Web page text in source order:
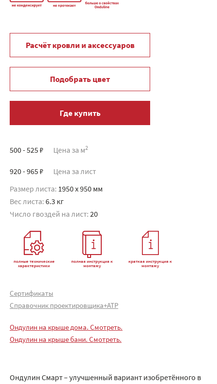
Расчёт кровли и аксессуаров
Подобрать цвет
Где купить
500 - 525 ₽ Цена за м2
920 - 965 ₽ Цена за лист
Размер листа: 1950 x 950 мм
Вес листа: 6.3 кг
Число гвоздей на лист: 20
полные технические
характеристики
полная инструкция к
монтажу
краткая инструкция к
монтажу
Сертификаты
Справочник проектировщика+АТР
Ондулин на крыше дома. Смотреть.
Ондулин на крыше бани. Смотреть.
Ондулин Смарт – улучшенный вариант изобретённого в